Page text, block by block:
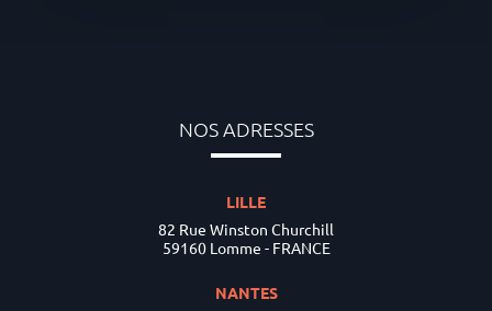
NOS ADRESSES
LILLE
82 Rue Winston Churchill
59160 Lomme - FRANCE
NANTES